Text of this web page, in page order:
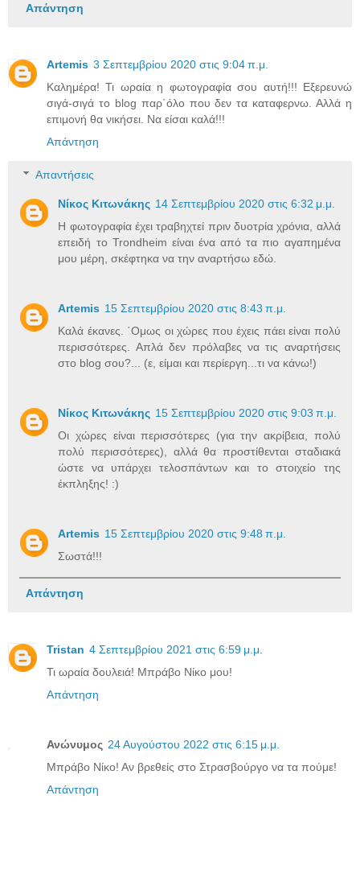
Απάντηση
Artemis 3 Σεπτεμβρίου 2020 στις 9:04 π.μ.
Καλημέρα! Τι ωραία η φωτογραφία σου αυτή!!! Εξερευνώ
σιγά-σιγά το blog παρ΄όλο που δεν τα καταφερνω. Αλλά η
επιμονή θα νικήσει. Να είσαι καλά!!!
Απάντηση
Απαντήσεις
Νίκος Κιτωνάκης 14 Σεπτεμβρίου 2020 στις 6:32 μ.μ.
Η φωτογραφία έχει τραβηχτεί πριν δυοτρία χρόνια, αλλά
επειδή το Trondheim είναι ένα από τα πιο αγαπημένα
μου μέρη, σκέφτηκα να την αναρτήσω εδώ.
Artemis 15 Σεπτεμβρίου 2020 στις 8:43 π.μ.
Καλά έκανες. ΄Ομως οι χώρες που έχεις πάει είναι πολύ
περισσότερες. Απλά δεν πρόλαβες να τις αναρτήσεις
στο blog σου?... (ε, είμαι και περίεργη...τι να κάνω!)
Νίκος Κιτωνάκης 15 Σεπτεμβρίου 2020 στις 9:03 π.μ.
Οι χώρες είναι περισσότερες (για την ακρίβεια, πολύ
πολύ περισσότερες), αλλά θα προστίθενται σταδιακά
ώστε να υπάρχει τελοσπάντων και το στοιχείο της
έκπληξης! :)
Artemis 15 Σεπτεμβρίου 2020 στις 9:48 π.μ.
Σωστά!!!
Απάντηση
Tristan 4 Σεπτεμβρίου 2021 στις 6:59 μ.μ.
Τι ωραία δουλειά! Μπράβο Νίκο μου!
Απάντηση
Ανώνυμος 24 Αυγούστου 2022 στις 6:15 μ.μ.
Μπράβο Νίκο! Αν βρεθείς στο Στρασβούργο να τα πούμε!
Απάντηση